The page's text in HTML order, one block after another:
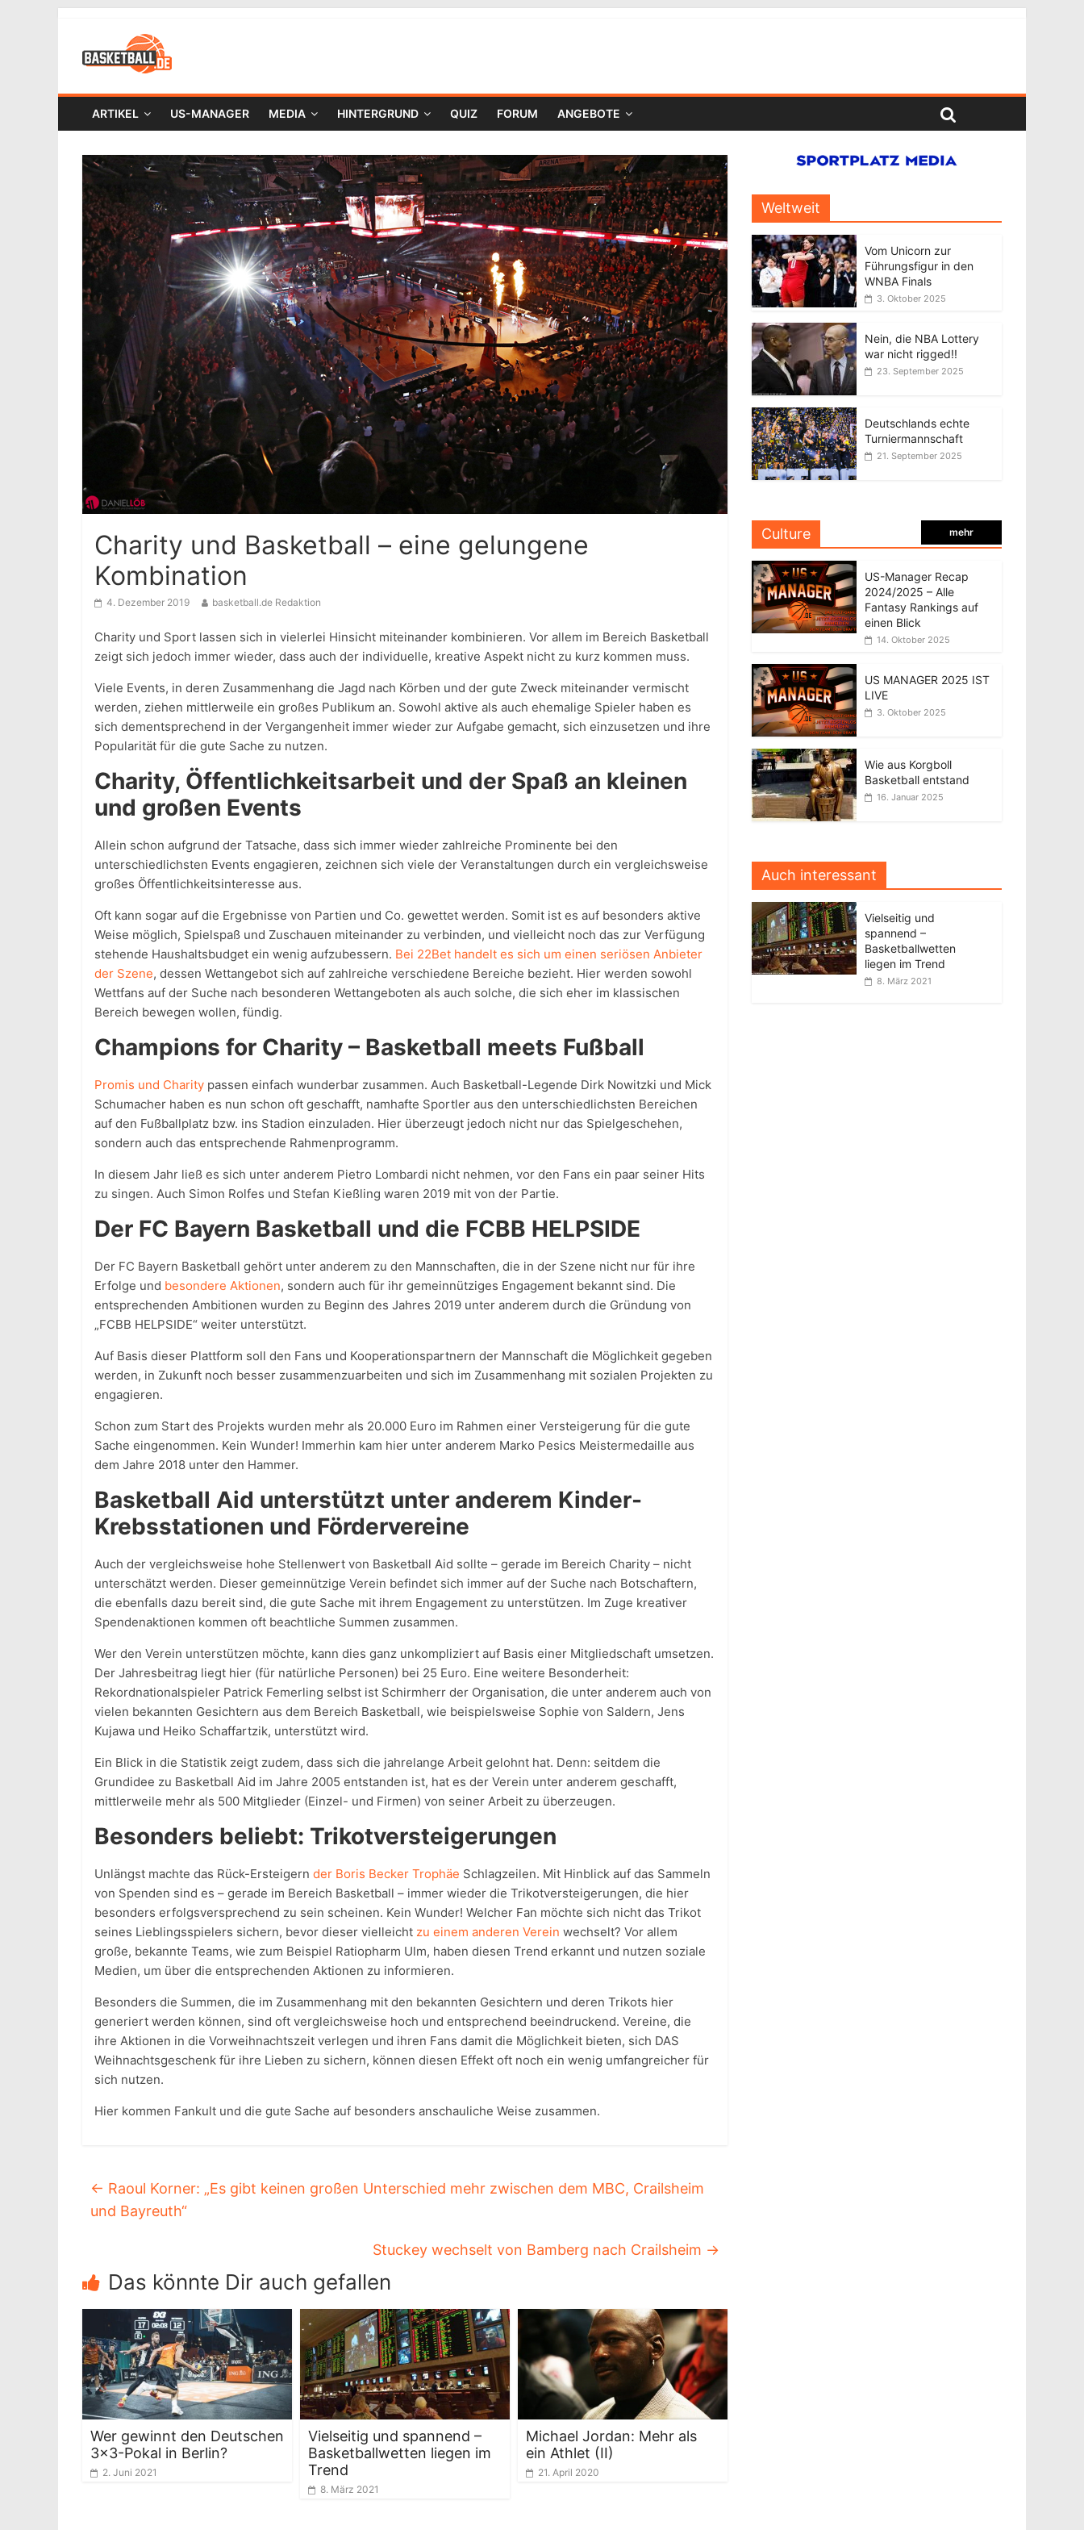
ARTIKEL US-MANAGER MEDIA HINTERGRUND QUIZ FORUM ANGEBOTE
Charity und Basketball – eine gelungene
Kombination
4. Dezember 2019 basketball.de Redaktion
Charity und Sport lassen sich in vielerlei Hinsicht miteinander kombinieren. Vor allem im Bereich Basketball
zeigt sich jedoch immer wieder, dass auch der individuelle, kreative Aspekt nicht zu kurz kommen muss.
Viele Events, in deren Zusammenhang die Jagd nach Körben und der gute Zweck miteinander vermischt
werden, ziehen mittlerweile ein großes Publikum an. Sowohl aktive als auch ehemalige Spieler haben es
sich dementsprechend in der Vergangenheit immer wieder zur Aufgabe gemacht, sich einzusetzen und ihre
Popularität für die gute Sache zu nutzen.
Charity, Öffentlichkeitsarbeit und der Spaß an kleinen
und großen Events
Allein schon aufgrund der Tatsache, dass sich immer wieder zahlreiche Prominente bei den
unterschiedlichsten Events engagieren, zeichnen sich viele der Veranstaltungen durch ein vergleichsweise
großes Öffentlichkeitsinteresse aus.
Oft kann sogar auf die Ergebnisse von Partien und Co. gewettet werden. Somit ist es auf besonders aktive
Weise möglich, Spielspaß und Zuschauen miteinander zu verbinden, und vielleicht noch das zur Verfügung
stehende Haushaltsbudget ein wenig aufzubessern. Bei 22Bet handelt es sich um einen seriösen Anbieter
der Szene, dessen Wettangebot sich auf zahlreiche verschiedene Bereiche bezieht. Hier werden sowohl
Wettfans auf der Suche nach besonderen Wettangeboten als auch solche, die sich eher im klassischen
Bereich bewegen wollen, fündig.
Champions for Charity – Basketball meets Fußball
Promis und Charity passen einfach wunderbar zusammen. Auch Basketball-Legende Dirk Nowitzki und Mick
Schumacher haben es nun schon oft geschafft, namhafte Sportler aus den unterschiedlichsten Bereichen
auf den Fußballplatz bzw. ins Stadion einzuladen. Hier überzeugt jedoch nicht nur das Spielgeschehen,
sondern auch das entsprechende Rahmenprogramm.
In diesem Jahr ließ es sich unter anderem Pietro Lombardi nicht nehmen, vor den Fans ein paar seiner Hits
zu singen. Auch Simon Rolfes und Stefan Kießling waren 2019 mit von der Partie.
Der FC Bayern Basketball und die FCBB HELPSIDE
Der FC Bayern Basketball gehört unter anderem zu den Mannschaften, die in der Szene nicht nur für ihre
Erfolge und besondere Aktionen, sondern auch für ihr gemeinnütziges Engagement bekannt sind. Die
entsprechenden Ambitionen wurden zu Beginn des Jahres 2019 unter anderem durch die Gründung von
„FCBB HELPSIDE“ weiter unterstützt.
Auf Basis dieser Plattform soll den Fans und Kooperationspartnern der Mannschaft die Möglichkeit gegeben
werden, in Zukunft noch besser zusammenzuarbeiten und sich im Zusammenhang mit sozialen Projekten zu
engagieren.
Schon zum Start des Projekts wurden mehr als 20.000 Euro im Rahmen einer Versteigerung für die gute
Sache eingenommen. Kein Wunder! Immerhin kam hier unter anderem Marko Pesics Meistermedaille aus
dem Jahre 2018 unter den Hammer.
Basketball Aid unterstützt unter anderem Kinder-
Krebsstationen und Fördervereine
Auch der vergleichsweise hohe Stellenwert von Basketball Aid sollte – gerade im Bereich Charity – nicht
unterschätzt werden. Dieser gemeinnützige Verein befindet sich immer auf der Suche nach Botschaftern,
die ebenfalls dazu bereit sind, die gute Sache mit ihrem Engagement zu unterstützen. Im Zuge kreativer
Spendenaktionen kommen oft beachtliche Summen zusammen.
Wer den Verein unterstützen möchte, kann dies ganz unkompliziert auf Basis einer Mitgliedschaft umsetzen.
Der Jahresbeitrag liegt hier (für natürliche Personen) bei 25 Euro. Eine weitere Besonderheit:
Rekordnationalspieler Patrick Femerling selbst ist Schirmherr der Organisation, die unter anderem auch von
vielen bekannten Gesichtern aus dem Bereich Basketball, wie beispielsweise Sophie von Saldern, Jens
Kujawa und Heiko Schaffartzik, unterstützt wird.
Ein Blick in die Statistik zeigt zudem, dass sich die jahrelange Arbeit gelohnt hat. Denn: seitdem die
Grundidee zu Basketball Aid im Jahre 2005 entstanden ist, hat es der Verein unter anderem geschafft,
mittlerweile mehr als 500 Mitglieder (Einzel- und Firmen) von seiner Arbeit zu überzeugen.
Besonders beliebt: Trikotversteigerungen
Unlängst machte das Rück-Ersteigern der Boris Becker Trophäe Schlagzeilen. Mit Hinblick auf das Sammeln
von Spenden sind es – gerade im Bereich Basketball – immer wieder die Trikotversteigerungen, die hier
besonders erfolgsversprechend zu sein scheinen. Kein Wunder! Welcher Fan möchte sich nicht das Trikot
seines Lieblingsspielers sichern, bevor dieser vielleicht zu einem anderen Verein wechselt? Vor allem
große, bekannte Teams, wie zum Beispiel Ratiopharm Ulm, haben diesen Trend erkannt und nutzen soziale
Medien, um über die entsprechenden Aktionen zu informieren.
Besonders die Summen, die im Zusammenhang mit den bekannten Gesichtern und deren Trikots hier
generiert werden können, sind oft vergleichsweise hoch und entsprechend beeindruckend. Vereine, die
ihre Aktionen in die Vorweihnachtszeit verlegen und ihren Fans damit die Möglichkeit bieten, sich DAS
Weihnachtsgeschenk für ihre Lieben zu sichern, können diesen Effekt oft noch ein wenig umfangreicher für
sich nutzen.
Hier kommen Fankult und die gute Sache auf besonders anschauliche Weise zusammen.
← Raoul Korner: „Es gibt keinen großen Unterschied mehr zwischen dem MBC, Crailsheim
und Bayreuth“
Stuckey wechselt von Bamberg nach Crailsheim →
Das könnte Dir auch gefallen
Wer gewinnt den Deutschen
3×3-Pokal in Berlin?
2. Juni 2021
Vielseitig und spannend –
Basketballwetten liegen im
Trend
8. März 2021
Michael Jordan: Mehr als
ein Athlet (II)
21. April 2020
Weltweit
Vom Unicorn zur
Führungsfigur in den
WNBA Finals
3. Oktober 2025
Nein, die NBA Lottery
war nicht rigged!!
23. September 2025
Deutschlands echte
Turniermannschaft
21. September 2025
Culture mehr
US-Manager Recap
2024/2025 – Alle
Fantasy Rankings auf
einen Blick
14. Oktober 2025
US MANAGER 2025 IST
LIVE
3. Oktober 2025
Wie aus Korgboll
Basketball entstand
16. Januar 2025
Auch interessant
Vielseitig und
spannend –
Basketballwetten
liegen im Trend
8. März 2021